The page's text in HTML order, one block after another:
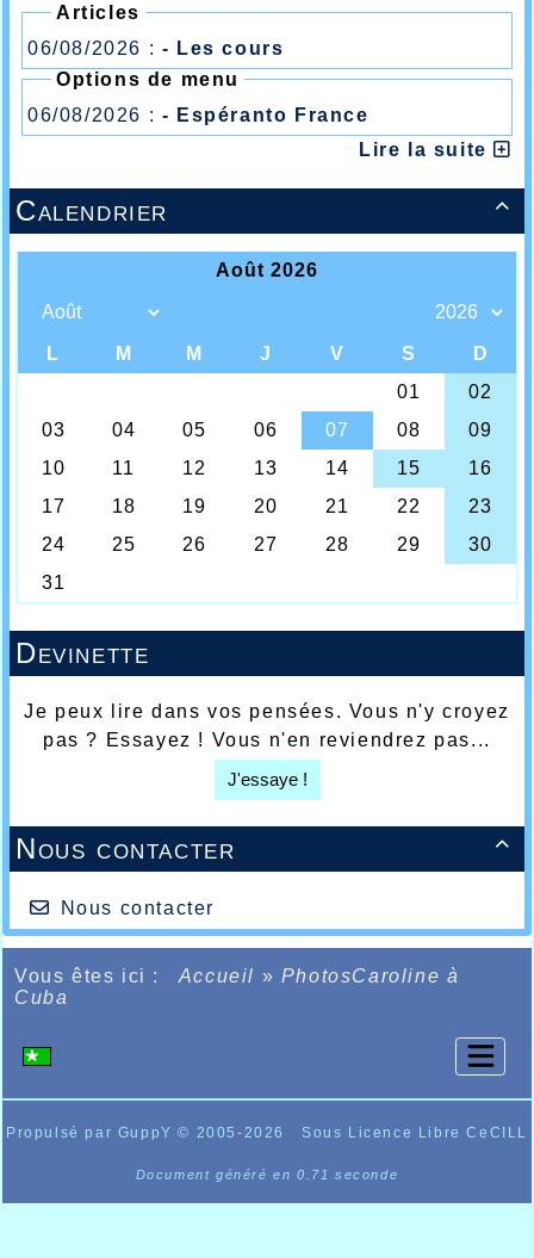
Articles
06/08/2026 : - Les cours
Options de menu
06/08/2026 : - Espéranto France
Lire la suite

Calendrier
Devinette
Je peux lire dans vos pensées. Vous n'y croyez
pas ? Essayez ! Vous n'en reviendrez pas...
J'essaye !

Nous contacter
Nous contacter
Vous êtes ici : Accueil » PhotosCaroline à
Cuba
Propulsé par GuppY© 2005-2026 Sous Licence Libre CeCILL
Document généré en 0.71 seconde